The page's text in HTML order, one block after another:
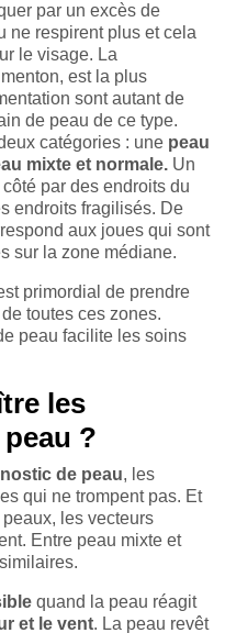
par un excès de
ne respirent plus et cela
le visage. La
est la plus
sont autant de
de peau de ce type.
catégories : une peau
mixte et normale. Un
par des endroits du
endroits fragilisés. De
aux joues qui sont
sur la zone médiane.
primordial de prendre
toutes ces zones.
peau facilite les soins
les
?
de peau, les
qui ne trompent pas. Et
les vecteurs
Entre peau mixte et
quand la peau réagit
et le vent. La peau revêt